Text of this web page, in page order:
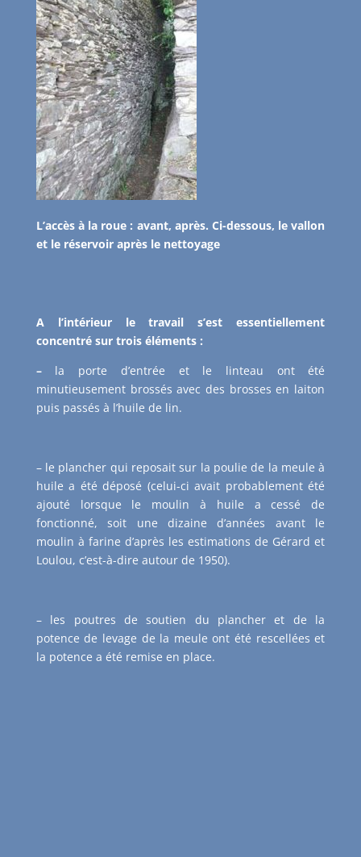
L’accès à la roue : avant, après. Ci-dessous, le vallon
et le réservoir après le nettoyage
A l’intérieur le travail s’est essentiellement
concentré sur trois éléments :
– la porte d’entrée et le linteau ont été
minutieusement brossés avec des brosses en laiton
puis passés à l’huile de lin.
– le plancher qui reposait sur la poulie de la meule à
huile a été déposé (celui-ci avait probablement été
ajouté lorsque le moulin à huile a cessé de
fonctionné, soit une dizaine d’années avant le
moulin à farine d’après les estimations de Gérard et
Loulou, c’est-à-dire autour de 1950).
– les poutres de soutien du plancher et de la
potence de levage de la meule ont été rescellées et
la potence a été remise en place.